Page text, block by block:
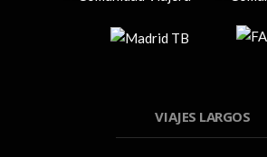
VIAJES LARGOS